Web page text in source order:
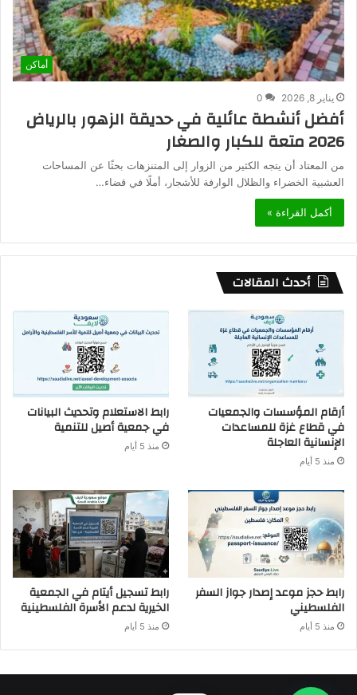
أماكن
يناير 8, 2026 0
أفضل أنشطة عائلية في حديقة الزهور بالرياض
2026 متعة للكبار والصغار
من المعتاد أن يتجه الكثير من الزوار إلى المتنزهات بحثًا عن المساحات
العشبية الخضراء والظلال الوارفة للأشجار، أملًا في قضاء…
أكمل القراءة »
أحدث المقالات
أرقام المؤسسات والجمعيات
في قطاع غزة للمساعدات
الإنسانية العاجلة
منذ 5 أيام
رابط الاستعلام وتحديث البيانات
في جمعية أصيل للتنمية
منذ 5 أيام
رابط حجز موعد إصدار جواز السفر
الفلسطيني
منذ 5 أيام
رابط تسجيل أيتام في الجمعية
الخيرية لدعم الأسرة الفلسطينية
منذ 5 أيام